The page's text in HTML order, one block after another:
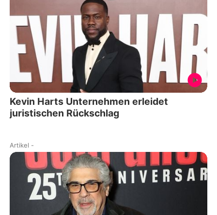
Kevin Harts Unternehmen erleidet
juristischen Rückschlag
Artikel -